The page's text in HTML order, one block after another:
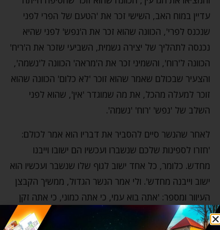
עדיין במוח האב, השישי זכר את 'הטעם של הפרי לפני
שנכנס לפרי', הכוונה שהוא זכר את ה'נפש' לפני שהיא
נכנסה לתהליך של יצירה גשמית, השביעי שזכר את ה'ריח'
הכוונה ל'רוח', והשמיני זכר את ה'מראה' הכוונה ל'נשמה',
והצעיר שבכולם שאמר שהוא זוכר 'לא כלום' הכוונה שהוא
זוכר למעלה מהכל, את מה שמוגדר 'אין', שהוא לפני
השלב של 'נפש' 'רוח' 'נשמה'.
לאחר שהנשר סיים להסביר את דבריו הוא אמר לכולם:
'חזרו לספינות שלכם שנשברו ועכשיו הם ישובו וייבנו
מחדש. כלומר, כל אחד ישוב לגוף שלו שנשבר ועכשיו הוא
ישוב וייבנה מחדש'. ולי אמר הנשר הגדול, ממשיך הקבצן
העיוור ומספר: 'אתה בוא עמי, כי אתה כמוני, כי אתה זקן
מאוד, וגם אני כך, כי אני זקן ועדיין אני יניק (כמו תינוק)'.